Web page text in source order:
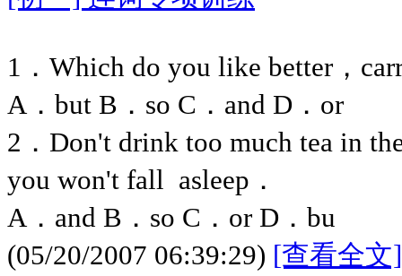
1．Which do you like better，
A．but B．so C．and D．or
2．Don't drink too much tea in
you won't fall asleep．
A．and B．so C．or D．bu
(05/20/2007 06:39:29) [查看全文]